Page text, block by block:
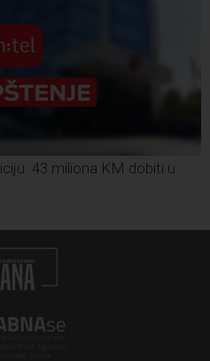
43 miliona KM dobiti u